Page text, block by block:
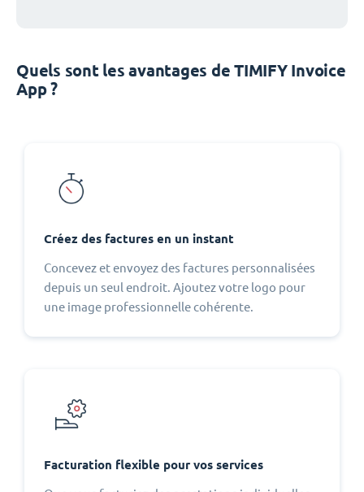
Quels sont les avantages de TIMIFY Invoice
App ?
Créez des factures en un instant
Concevez et envoyez des factures personnalisées
depuis un seul endroit. Ajoutez votre logo pour
une image professionnelle cohérente.
Facturation flexible pour vos services